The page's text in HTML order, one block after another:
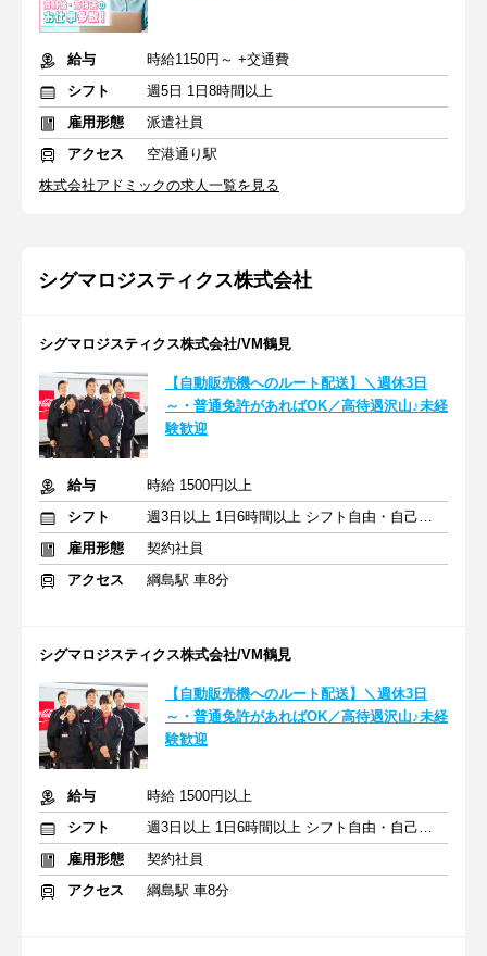
給与
時給1150円～ +交通費
シフト
週5日 1日8時間以上
雇用形態
派遣社員
アクセス
空港通り駅
株式会社アドミックの求人一覧を見る
シグマロジスティクス株式会社
シグマロジスティクス株式会社/VM鶴見
【自動販売機へのルート配送】＼週休3日
～・普通免許があればOK／高待遇沢山♪未経
験歓迎
給与
時給 1500円以上
シフト
週3日以上 1日6時間以上 シフト自由・自己申告
雇用形態
契約社員
アクセス
綱島駅 車8分
シグマロジスティクス株式会社/VM鶴見
【自動販売機へのルート配送】＼週休3日
～・普通免許があればOK／高待遇沢山♪未経
験歓迎
給与
時給 1500円以上
シフト
週3日以上 1日6時間以上 シフト自由・自己申告
雇用形態
契約社員
アクセス
綱島駅 車8分